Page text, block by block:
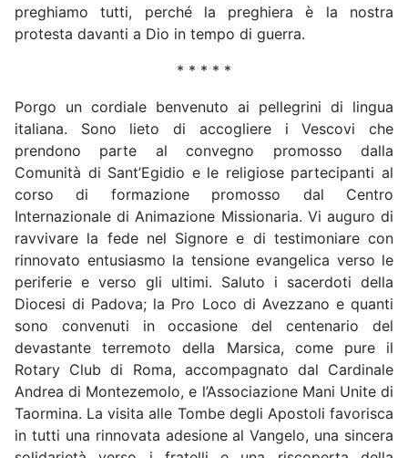
preghiamo tutti, perché la preghiera è la nostra
protesta davanti a Dio in tempo di guerra.
* * * * *
Porgo un cordiale benvenuto ai pellegrini di lingua
italiana. Sono lieto di accogliere i Vescovi che
prendono parte al convegno promosso dalla
Comunità di Sant’Egidio e le religiose partecipanti al
corso di formazione promosso dal Centro
Internazionale di Animazione Missionaria. Vi auguro di
ravvivare la fede nel Signore e di testimoniare con
rinnovato entusiasmo la tensione evangelica verso le
periferie e verso gli ultimi. Saluto i sacerdoti della
Diocesi di Padova; la Pro Loco di Avezzano e quanti
sono convenuti in occasione del centenario del
devastante terremoto della Marsica, come pure il
Rotary Club di Roma, accompagnato dal Cardinale
Andrea di Montezemolo, e l’Associazione Mani Unite di
Taormina. La visita alle Tombe degli Apostoli favorisca
in tutti una rinnovata adesione al Vangelo, una sincera